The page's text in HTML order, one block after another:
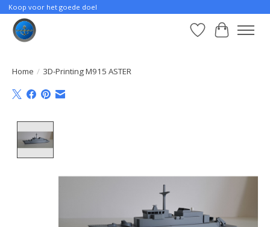
Koop voor het goede doel
Verlanglijst
Home / 3D-Printing M915 ASTER